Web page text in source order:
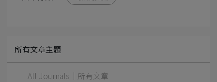
所有文章主題
All Journals｜所有文章